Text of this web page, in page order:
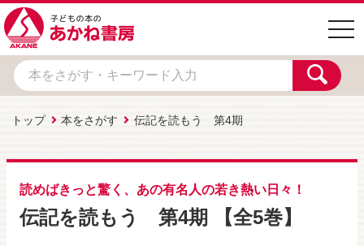
トップ 本をさがす 伝記を読もう 第4期
読めばきっと驚く、あの有名人の若き熱い日々！
伝記を読もう 第4期 【全5巻】